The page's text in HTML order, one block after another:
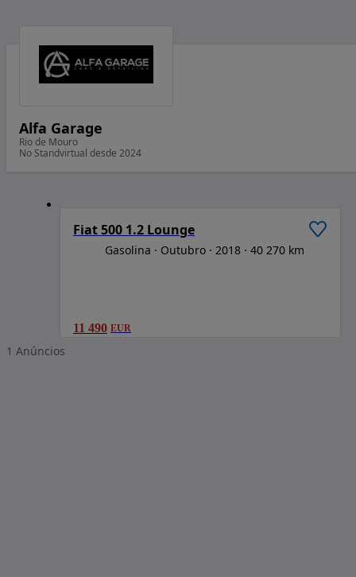
Alfa Garage
Rio de Mouro
No Standvirtual desde 2024
Fiat 500 1.2 Lounge
Gasolina Outubro 2018 40 270 km
11 490 EUR
1 Anúncios